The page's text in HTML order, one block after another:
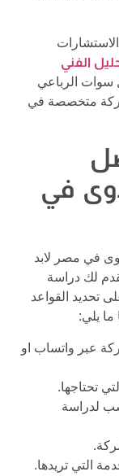
الفني
سوات الرباعي
شركة متخصصة في
في
في مصر لابد
لك دراسة
تحديد القواعد
ما يلي:
عبر واتساب او
تحتاجها.
لدراسة
التي تريدها.